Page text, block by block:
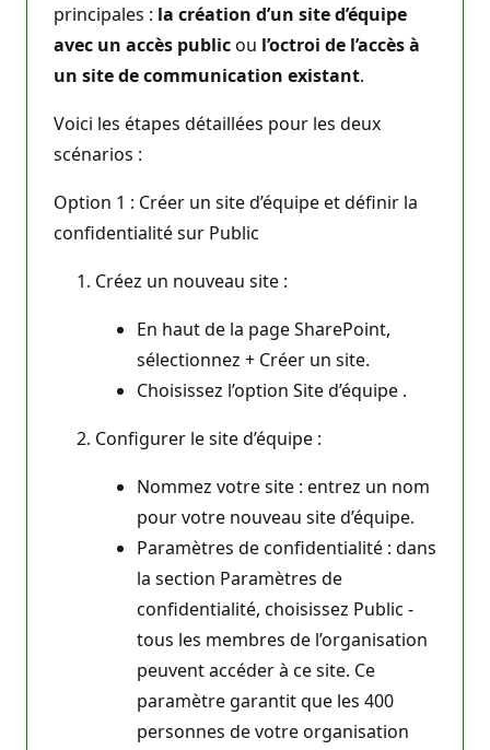
principales : la création d’un site d’équipe
avec un accès publicou l’octroi de l’accès à
un site de communication existant.
Voici les étapes détaillées pour les deux
scénarios :
Option 1 : Créer un site d’équipe et définir la
confidentialité sur Public
Créez un nouveau site :
En haut de la page SharePoint,
sélectionnez + Créer un site.
Choisissez l’option Site d’équipe .
Configurer le site d’équipe :
Nommez votre site : entrez un nom
pour votre nouveau site d’équipe.
Paramètres de confidentialité : dans
la section Paramètres de
confidentialité, choisissez Public -
tous les membres de l’organisation
peuvent accéder à ce site. Ce
paramètre garantit que les 400
personnes de votre organisation